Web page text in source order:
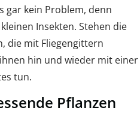
gar kein Problem, denn
Insekten. Stehen die
die mit Fliegengittern
hin und wieder mit einer
tun.
Pflanzen